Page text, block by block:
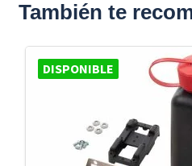
También te
DISPONIBLE